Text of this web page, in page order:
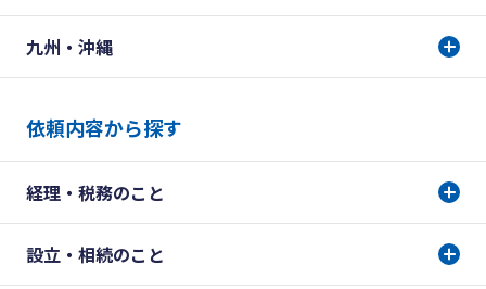
九州・沖縄
依頼内容から探す
経理・税務のこと
設立・相続のこと